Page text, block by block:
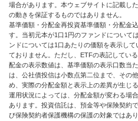
場合があります。本ウェブサイトに記載し
の動きを保証するものではありません。
基準価額・分配金再投資基準価額・分配金
す。当初元本が1口1円のファンドについて
ンドについては1口あたりの価額を表示し
ておりません。ただし、ETFの表記してい
配金の表示数値は、基準価額の表示口数当
は、公社債投信は小数点第二位まで、その
め、実際の分配金額と表示上の差異が生じ
運用状況によっては、分配金額が変わる場
あります。投資信託は、預金等や保険契約
び保険契約者保護機構の保護の対象ではあ